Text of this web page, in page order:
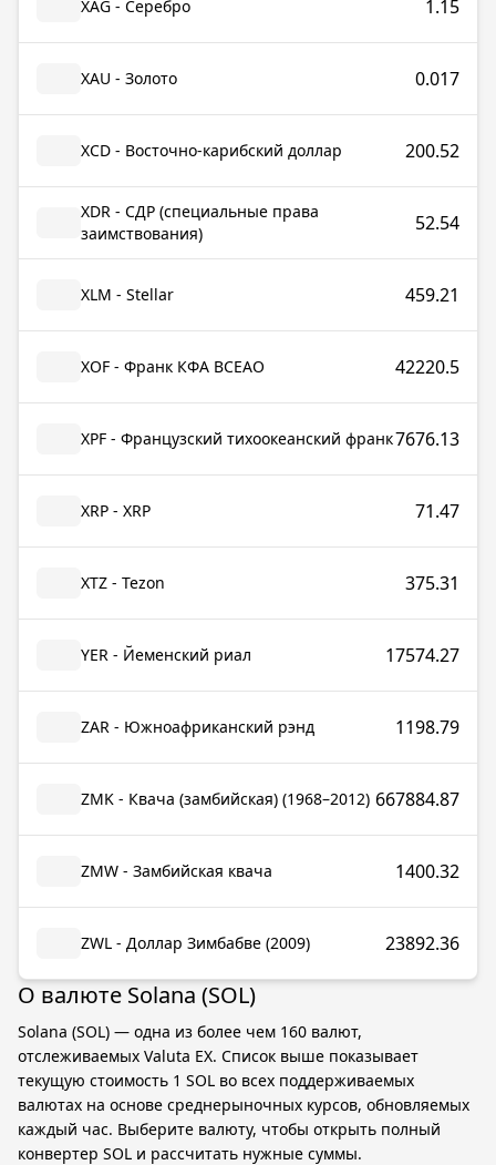
XAG - Серебро 1.15
XAU - Золото 0.017
XCD - Восточно-карибский доллар 200.52
XDR - СДР (специальные права
заимствования)
52.54
XLM - Stellar 459.21
XOF - Франк КФА ВСЕАО 42220.5
XPF - Французский тихоокеанский франк7676.13
XRP - XRP 71.47
XTZ - Tezon 375.31
YER - Йеменский риал 17574.27
ZAR - Южноафриканский рэнд 1198.79
ZMK - Квача (замбийская) (1968–2012) 667884.87
ZMW - Замбийская квача 1400.32
ZWL - Доллар Зимбабве (2009) 23892.36
О валюте Solana (SOL)
Solana (SOL) — одна из более чем 160 валют,
отслеживаемых Valuta EX. Список выше показывает
текущую стоимость 1 SOL во всех поддерживаемых
валютах на основе среднерыночных курсов, обновляемых
каждый час. Выберите валюту, чтобы открыть полный
конвертер SOL и рассчитать нужные суммы.